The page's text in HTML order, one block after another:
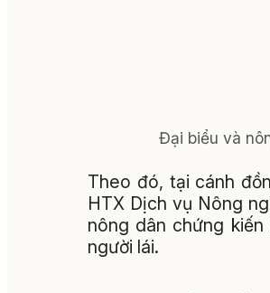
Đại biểu và
Theo đó, tại cánh
HTX Dịch vụ Nông
nông dân chứng
người lái.